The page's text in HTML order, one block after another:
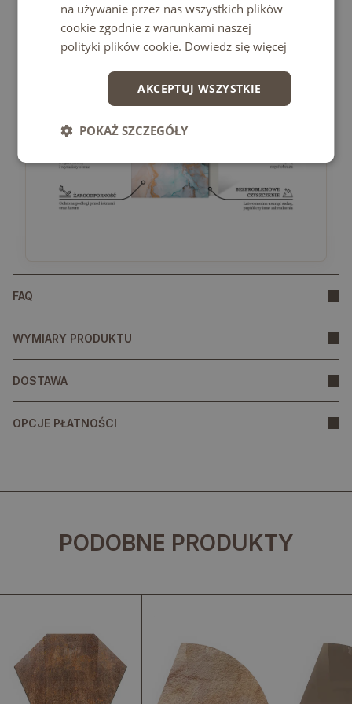
odkładania ciężkich przedmiotów.
FAQ
WYMIARY PRODUKTU
DOSTAWA
OPCJE PŁATNOŚCI
PODOBNE PRODUKTY
na używanie przez nas wszystkich plików
cookie zgodnie z warunkami naszej
polityki plików cookie. Dowiedz się więcej
AKCEPTUJ WSZYSTKIE
POKAŻ SZCZEGÓŁY